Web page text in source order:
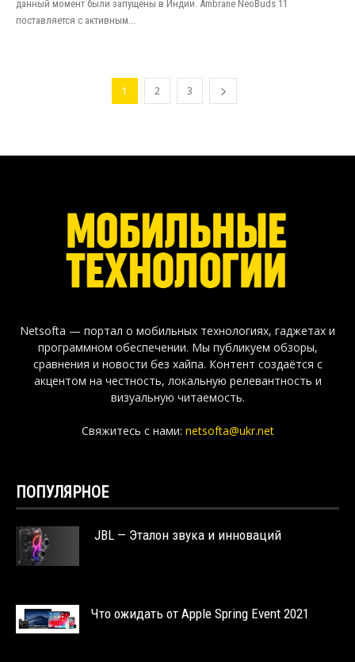
данный момент были запущены в Индии. Ambrane NeoBuds 11
поставляется с активным...
1 2 3
Netsofta — портал о мобильных технологиях, гаджетах и
программном обеспечении. Мы публикуем обзоры,
сравнения и новости без хайпа. Контент создаётся с
акцентом на честность, локальную релевантность и
визуальную читаемость.
Свяжитесь с нами: netsofta@ukr.net
ПОПУЛЯРНОЕ
JBL — Эталон звука и инноваций
Что ожидать от Apple Spring Event 2021